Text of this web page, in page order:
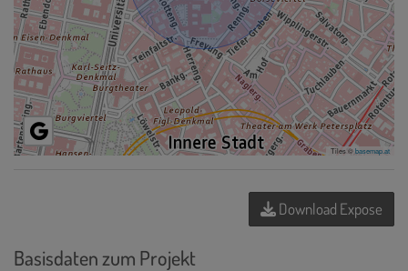
Tiles ©basemap.at
Download Expose
Basisdaten zum Projekt